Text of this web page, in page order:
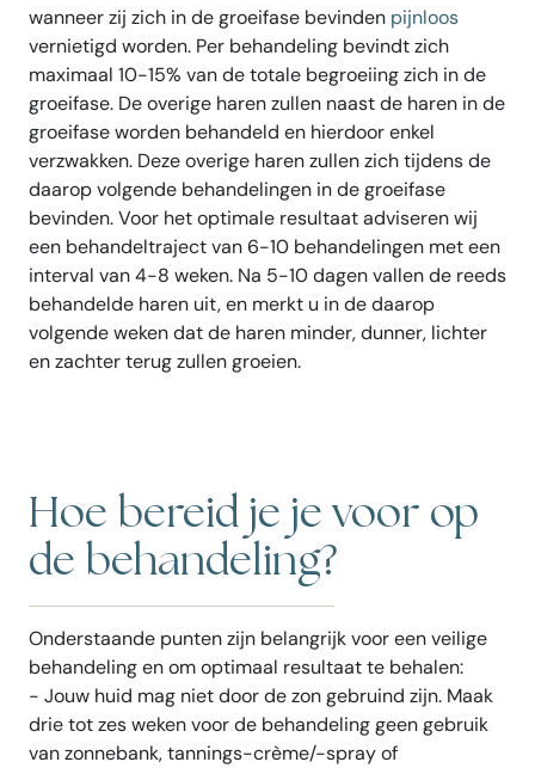
wanneer zij zich in de groeifase bevinden pijnloos
vernietigd worden. Per behandeling bevindt zich
maximaal 10-15% van de totale begroeiing zich in de
groeifase. De overige haren zullen naast de haren in de
groeifase worden behandeld en hierdoor enkel
verzwakken. Deze overige haren zullen zich tijdens de
daarop volgende behandelingen in de groeifase
bevinden. Voor het optimale resultaat adviseren wij
een behandeltraject van 6-10 behandelingen met een
interval van 4-8 weken. Na 5-10 dagen vallen de reeds
behandelde haren uit, en merkt u in de daarop
volgende weken dat de haren minder, dunner, lichter
en zachter terug zullen groeien.
Hoe bereid je je voor op
de behandeling?
Onderstaande punten zijn belangrijk voor een veilige
behandeling en om optimaal resultaat te behalen:
- Jouw huid mag niet door de zon gebruind zijn. Maak
drie tot zes weken voor de behandeling geen gebruik
van zonnebank, tannings-crème/-spray of